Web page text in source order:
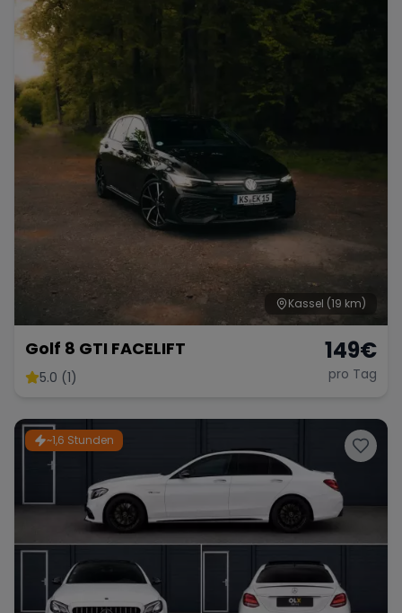
Kassel (19 km)
Golf 8 GTI FACELIFT
5.0 (1)
149€
pro Tag
~1,6 Stunden